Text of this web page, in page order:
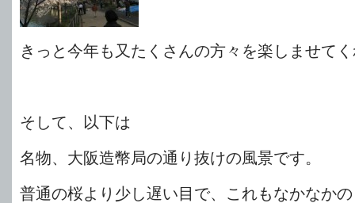
きっと今年も又たくさんの方々を楽しませて
そして、以下は
名物、大阪造幣局の通り抜けの風景です。
普通の桜より少し遅い目で、これもなかなか